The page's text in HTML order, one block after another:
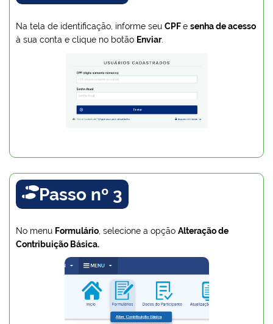
Na tela de identificação, informe seu CPFe senha de acesso
à sua conta e clique no botão Enviar.
Passo nº 3
No menu Formulário , selecione a opção Alteração de
Contribuição Básica.